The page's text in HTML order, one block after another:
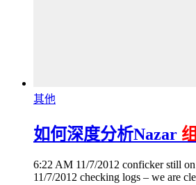
其他
如何深度分析Nazar
6:22 AM 11/7/2012 conficker still
11/7/2012 checking logs – we are